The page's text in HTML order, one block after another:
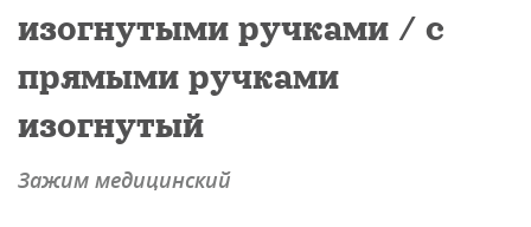
звонок
нам
изогнутыми ручками / с
прямыми ручками
изогнутый
Зажим медицинский